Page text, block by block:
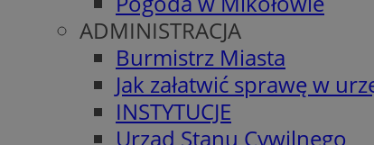
ADMINISTRACJA
Burmistrz Miasta
Jak załatwić sprawę w
INSTYTUCJE
Urząd Stanu Cywilnego